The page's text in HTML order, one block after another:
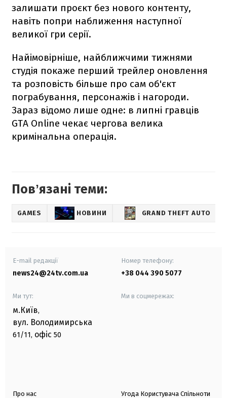
залишати проєкт без нового контенту,
навіть попри наближення наступної
великої гри серії.
Найімовірніше, найближчими тижнями
студія покаже перший трейлер оновлення
та розповість більше про сам об'єкт
пограбування, персонажів і нагороди.
Зараз відомо лише одне: в липні гравців
GTA Online чекає чергова велика
кримінальна операція.
Повʼязані теми:
GAMES НОВИНИ GRAND THEFT AUTO
E-mail редакції
news24@24tv.com.ua
Номер телефону:
+38 044 390 5077
Ми тут:
м.Київ,
вул. Володимирська
61/11, офіс 50
Ми в соцмережах:
Про нас Угода Користувача Спільноти